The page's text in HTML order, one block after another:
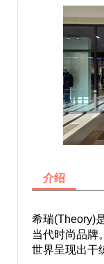
介绍
希瑞(Theory)
当代时尚品牌
世界呈现出干